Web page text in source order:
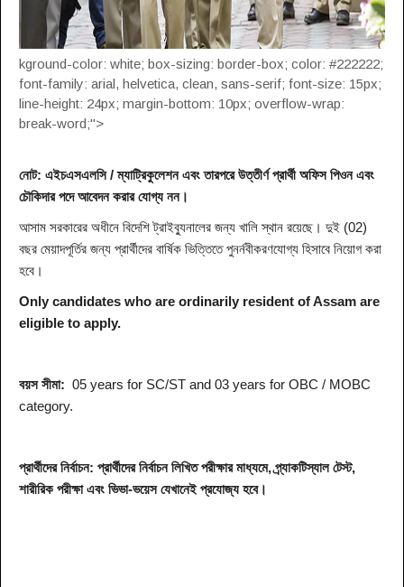
kground-color: white; box-sizing: border-box; color: #222222;
font-family: arial, helvetica, clean, sans-serif; font-size: 15px;
line-height: 24px; margin-bottom: 10px; overflow-wrap:
break-word;">
নোট: এইচএসএলসি / ম্যাট্রিকুলেশন এবং তারপরে উত্তীর্ণ প্রার্থী অফিস পিওন এবং
চৌকিদার পদে আবেদন করার যোগ্য নন।
আসাম সরকারের অধীনে বিদেশি ট্রাইব্যুনালের জন্য খালি স্থান রয়েছে। দুই (02)
বছর মেয়াদপূর্তির জন্য প্রার্থীদের বার্ষিক ভিত্তিতে পুনর্নবীকরণযোগ্য হিসাবে নিয়োগ করা
হবে।
Only candidates who are ordinarily resident of Assam are
eligible to apply.
বয়স সীমা: 05 years for SC/ST and 03 years for OBC / MOBC
category.
প্রার্থীদের নির্বাচন: প্রার্থীদের নির্বাচন লিখিত পরীক্ষার মাধ্যমে, প্র্যাকটিস্যাল টেস্ট,
শারীরিক পরীক্ষা এবং ভিভা-ভয়েস যেখানেই প্রযোজ্য হবে।